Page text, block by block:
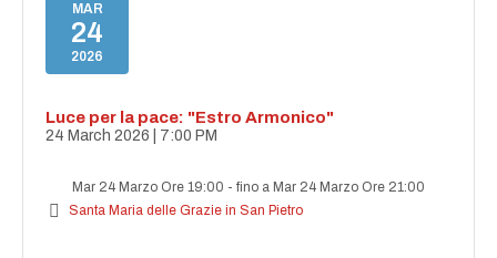
MAR
24
2026
Luce per la pace: "Estro Armonico"
24 March 2026 | 7:00 PM
Mar 24 Marzo Ore 19:00 -fino a Mar 24 Marzo Ore 21:00
Santa Maria delle Grazie in San Pietro